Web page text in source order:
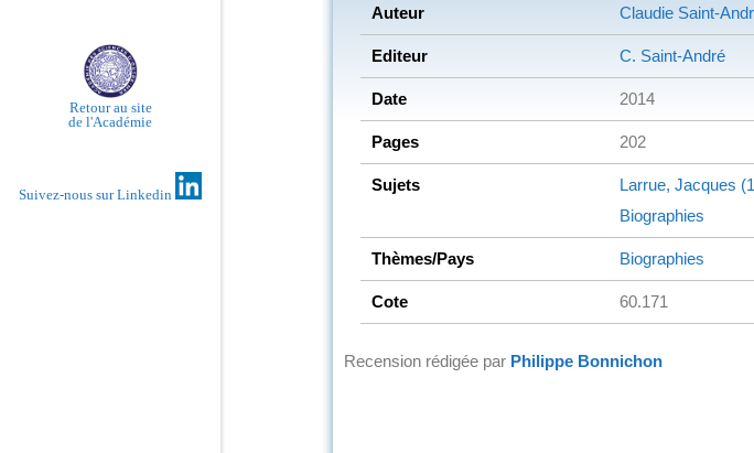
Retour au site
de l'Académie
Suivez-nous sur Linkedin
Auteur Claudie Saint-
Editeur C. Saint-André
Date 2014
Pages 202
Sujets
Larrue, Jacques
Biographies
Thèmes/Pays Biographies
Cote 60.171
Recension rédigée par Philippe Bonnichon